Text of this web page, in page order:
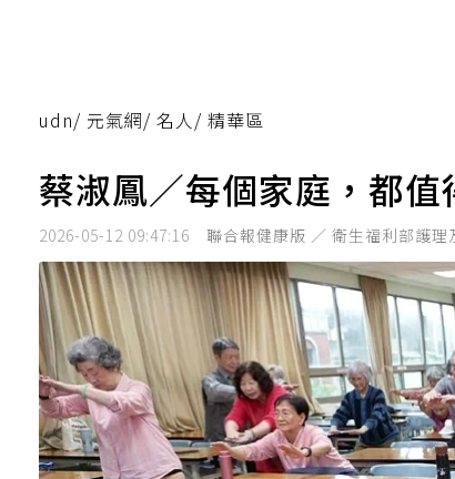
udn/ 元氣網/ 名人/ 精華區
蔡淑鳳／每個家庭，都
2026-05-12 09:47:16 聯合報健康版 ／ 衛生福利部護